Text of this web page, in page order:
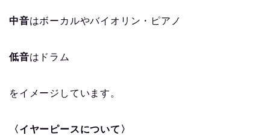
中音はボーカルやバイオリン・ピアノ
低音はドラム
をイメージしています。
〈イヤーピースについて〉